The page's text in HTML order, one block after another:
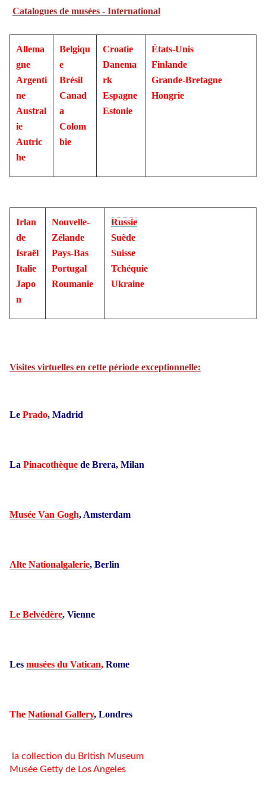
Catalogues de musées - International
Allema
gne
Argenti
ne
Austral
ie
Autric
he
Belgiqu
e
Brésil
Canad
a
Colom
bie
Croatie
Danema
rk
Espagne
Estonie
États-Unis
Finlande
Grande-Bretagne
Hongrie
Irlan
de
Israël
Italie
Japo
n
Nouvelle-
Zélande
Pays-Bas
Portugal
Roumanie
Russie
Suède
Suisse
Tchéquie
Ukraine
Visites virtuelles en cette période exceptionnelle:
Le Prado, Madrid
La Pinacothèque de Brera, Milan
Musée Van Gogh, Amsterdam
Alte Nationalgalerie, Berlin
Le Belvédère, Vienne
Les musées du Vatican, Rome
The National Gallery, Londres
la collection du British Museum
Musée Getty de Los Angeles